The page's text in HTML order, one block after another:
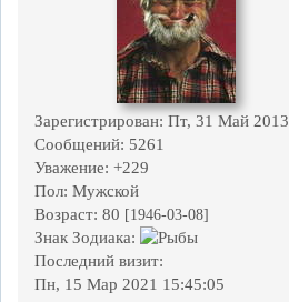
Зарегистрирован: Пт, 31 Май 2013
Сообщений: 5261
Уважение: +229
Пол: Мужской
Возраст: 80 [1946-03-08]
Знак Зодиака:
Последний визит:
Пн, 15 Мар 2021 15:45:05